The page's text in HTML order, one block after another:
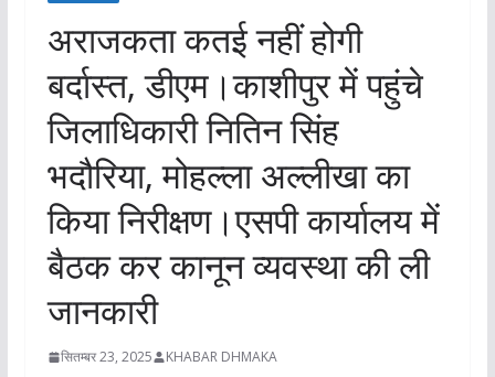
अराजकता कतई नहीं होगी
बर्दास्त, डीएम।काशीपुर में पहुंचे
जिलाधिकारी नितिन सिंह
भदौरिया, मोहल्ला अल्लीखा का
किया निरीक्षण।एसपी कार्यालय में
बैठक कर कानून व्यवस्था की ली
जानकारी
सितम्बर 23, 2025 KHABAR DHMAKA